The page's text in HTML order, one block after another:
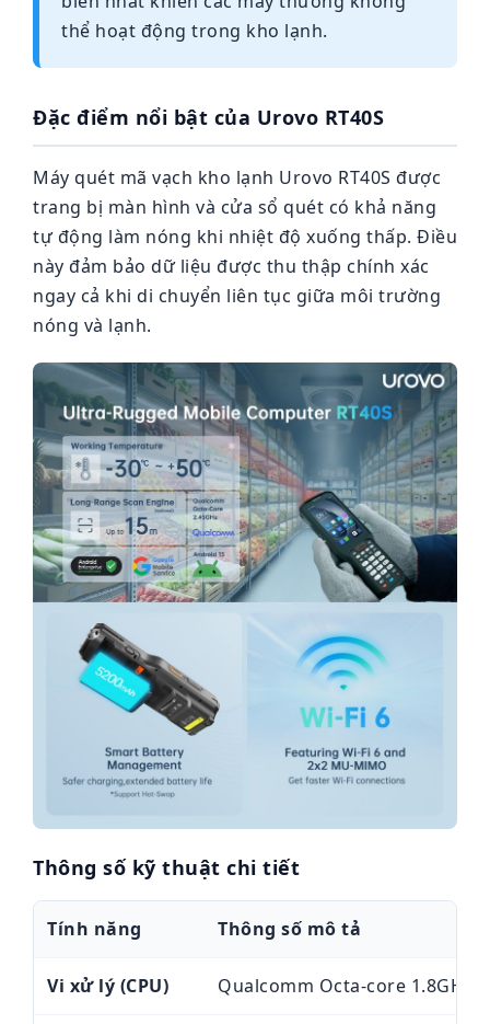
thể hoạt động trong kho lạnh.
Đặc điểm nổi bật của Urovo RT40S
Máy quét mã vạch kho lạnh Urovo RT40S được
trang bị màn hình và cửa sổ quét có khả năng
tự động làm nóng khi nhiệt độ xuống thấp. Điều
này đảm bảo dữ liệu được thu thập chính xác
ngay cả khi di chuyển liên tục giữa môi trường
nóng và lạnh.
Thông số kỹ thuật chi tiết
Tính năng Thông số mô tả
Vi xử lý (CPU) Qualcomm Octa-core 1.8GHz /